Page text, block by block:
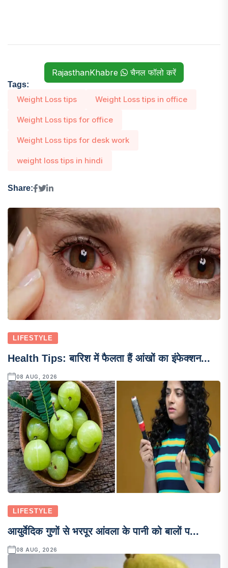
RajasthanKhabre चैनल फॉलो करें
Tags:
Weight Loss tips Weight Loss tips in office
Weight Loss tips for office
Weight Loss tips for desk work
weight loss tips in hindi
Share:
LIFESTYLE
Health Tips: बारिश में फैलता हैं आंखों का इंफेक्शन...
08 AUG, 2026
LIFESTYLE
आयुर्वेदिक गुणों से भरपूर आंवला के पानी को बालों प...
08 AUG, 2026